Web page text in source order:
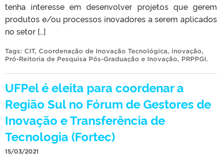
tenha interesse em desenvolver projetos que gerem
produtos e/ou processos inovadores a serem aplicados
no setor […]
Tags: CIT, Coordenação de Inovação Tecnológica, inovação,
Pró-Reitoria de Pesquisa Pós-Graduação e Inovação, PRPPGI.
UFPel é eleita para coordenar a
Região Sul no Fórum de Gestores de
Inovação e Transferência de
Tecnologia (Fortec)
15/03/2021